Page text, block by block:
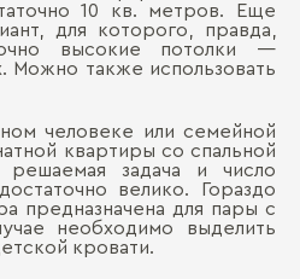
10 кв. метров. Еще
для которого, правда,
высокие потолки ―
Можно также использовать
человеке или семейной
квартиры со спальной
задача и число
велико. Гораздо
предназначена для пары с
необходимо выделить
кровати.